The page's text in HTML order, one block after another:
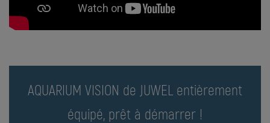
AQUARIUM VISION de JUWEL entièrement
équipé, prêt à démarrer !